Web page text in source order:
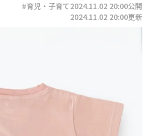
#育児・子育て2024.11.02 20:00公開
2024.11.02 20:00更新